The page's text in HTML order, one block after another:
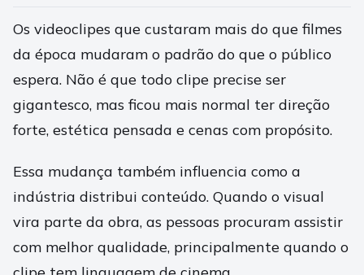
Os videoclipes que custaram mais do que filmes
da época mudaram o padrão do que o público
espera. Não é que todo clipe precise ser
gigantesco, mas ficou mais normal ter direção
forte, estética pensada e cenas com propósito.
Essa mudança também influencia como a
indústria distribui conteúdo. Quando o visual
vira parte da obra, as pessoas procuram assistir
com melhor qualidade, principalmente quando o